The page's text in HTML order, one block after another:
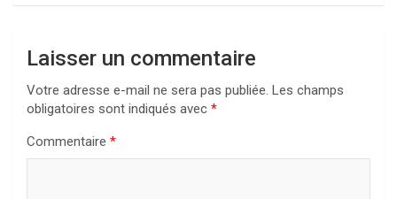
Laisser un commentaire
Votre adresse e-mail ne sera pas publiée. Les champs
obligatoires sont indiqués avec *
Commentaire *